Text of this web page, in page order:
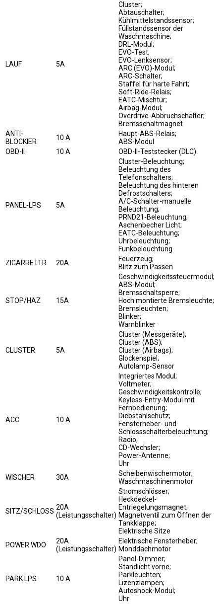
LAUF 5A
Cluster;
Abtauschalter;
Kühlmittelstandssensor;
Füllstandssensor der
Waschmaschine;
DRL-Modul;
EVO-Test;
EVO-Lenksensor;
ARC (EVO)-Modul;
ARC-Schalter;
Staffel für harte Fahrt;
Soft-Ride-Relais;
EATC-Mischtür;
Airbag-Modul;
Overdrive-Abbruchschalter;
Bremsschaltmagnet
ANTI-
BLOCKIER
10 A
Haupt-ABS-Relais;
ABS-Modul
OBD-II
10 A OBD-II-Teststecker (DLC)
PANEL-LPS 5A
Cluster-Beleuchtung;
Beleuchtung des
Telefonschalters;
Beleuchtung des hinteren
Defrostschalters;
A/C-Schalter-manuelle
Beleuchtung;
PRND21-Beleuchtung;
Aschenbecher Licht;
EATC-Beleuchtung;
Uhrbeleuchtung;
Funkbeleuchtung
ZIGARRE LTR
20A
Feuerzeug;
Blitz zum Passen
STOP/HAZ 15A
Geschwindigkeitssteuermodul;
ABS-Modul;
Bremsschaltsperre;
Hoch montierte Bremsleuchte;
Bremsleuchten;
Blinker;
Warnblinker
CLUSTER 5A
Cluster (Messgeräte);
Cluster (ABS);
Cluster (Airbags);
Glockenspiel;
Autolamp-Sensor
ACC 10 A
Integriertes Modul;
Voltmeter;
Geschwindigkeitskontrolle;
Keyless-Entry-Modul mit
Fernbedienung;
Diebstahlschutz;
Fensterheber- und
Schlossschalterbeleuchtung;
Radio;
CD-Wechsler;
Power-Antenne;
Uhr
WISCHER
30A
Scheibenwischermotor;
Waschmaschinenmotor
SITZ/SCHLOSS 20A
(Leistungsschalter)
Stromschlösser;
Heckdeckel-
Entriegelungsmagnet;
Magnetventil zum Öffnen der
Tankklappe;
Elektrische Sitze
POWER WDO
20A
(Leistungsschalter)
Elektrische Fensterheber;
Monddachmotor
PARK LPS 10 A
Panel-Dimmer;
Standlicht vorne;
Parkleuchten;
Lizenzlampen;
Autoshock-Modul;
Uhr